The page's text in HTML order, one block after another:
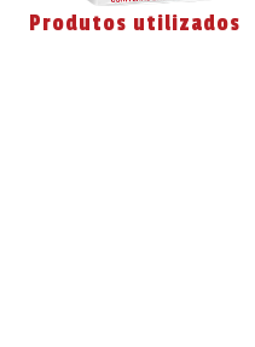
Produtos utilizados